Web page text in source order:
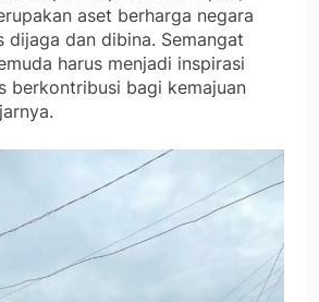
aset berharga negara
dijaga dan dibina. Semangat
harus menjadi inspirasi
berkontribusi bagi kemajuan